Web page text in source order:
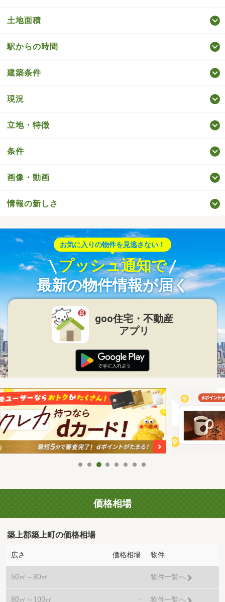
土地面積
駅からの時間
建築条件
現況
立地・特徴
条件
画像・動画
情報の新しさ
お気に入りの物件を見逃さない！
プッシュ通知で
最新の物件情報が届く
goo住宅・不動産
アプリ
価格相場
築上郡築上町の価格相場
広さ 価格相場 物件
50㎡～80㎡ - 物件一覧へ
80㎡～100㎡ - 物件一覧へ